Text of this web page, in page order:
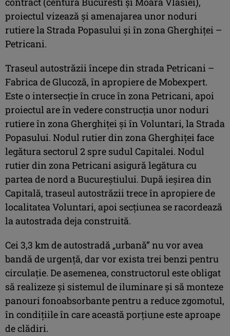
proiectul vizează şi amenajarea unor noduri
rutiere la Strada Popasului şi în zona Gherghiței –
Petricani.
Traseul autostrăzii începe din strada Petricani –
Fabrica de Glucoză, în apropiere de Mobexpert.
Este o intersecție în cruce în zona Petricani, apoi
proiectul are în vedere construcția unor noduri
rutiere în zona Gherghiței și în Voluntari, la Strada
Popasului. Nodul rutier din zona Gherghiței face
legătura sectorul 2 spre sudul Capitalei. Nodul
rutier din zona Petricani asigură legătura cu
partea de nord a Bucureștiului. După ieşirea din
Capitală, traseul autostrăzii trece în apropiere de
localitatea Voluntari, apoi secțiunea se racordează
la autostrada deja construită.
Cei 3,3 km de autostradă „urbană” nu vor avea
bandă de urgență, dar vor exista trei benzi pentru
circulație. De asemenea, constructorul este obligat
să realizeze și sistemul de iluminare și să monteze
panouri fonoabsorbante pentru a reduce zgomotul,
în condiţiile în care această porţiune este aproape
de clădiri.